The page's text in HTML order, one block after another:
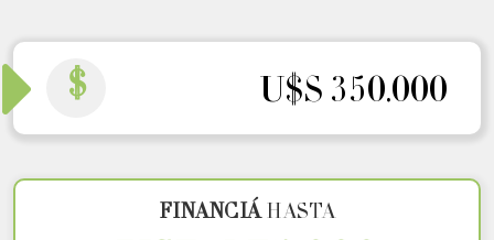
$ U$S 350.000
FINANCIÁHASTA